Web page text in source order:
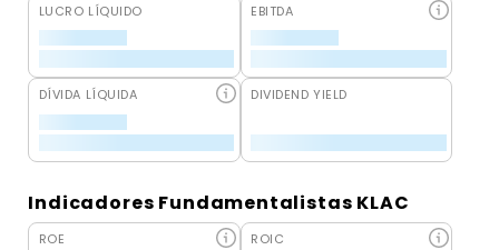
LUCRO LÍQUIDO EBITDA
DÍVIDA LÍQUIDA DIVIDEND YIELD
Indicadores Fundamentalistas KLAC
ROE ROIC